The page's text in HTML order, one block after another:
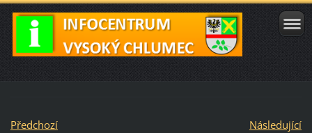
Předchozí
Následující